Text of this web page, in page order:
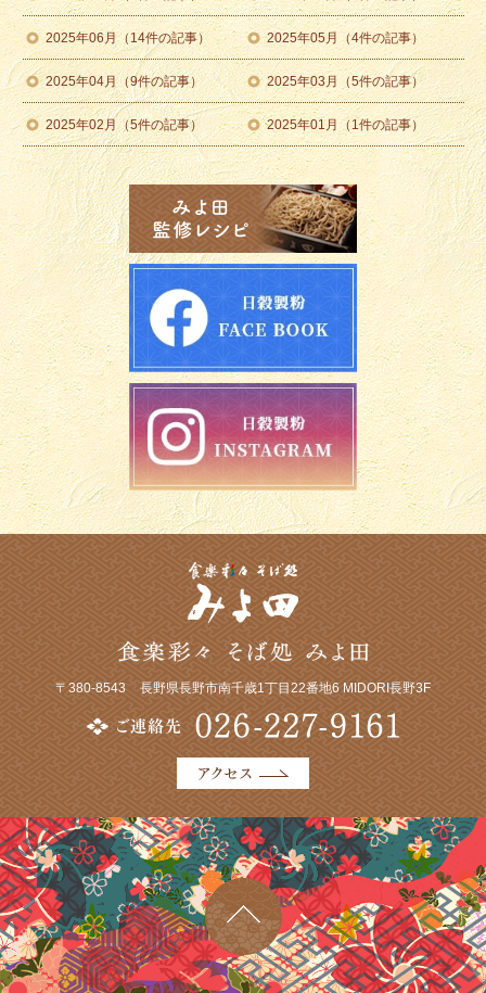
2025年06月（14件の記事） 2025年05月（4件の記事）
2025年04月（9件の記事） 2025年03月（5件の記事）
2025年02月（5件の記事） 2025年01月（1件の記事）
〒380-8543 長野県長野市南千歳1丁目22番地6 MIDORI長野3F